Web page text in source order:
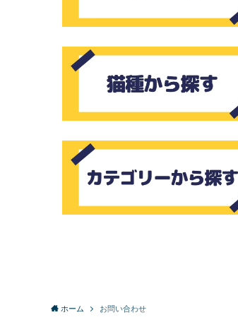
ホーム お問い合わせ